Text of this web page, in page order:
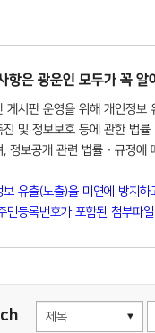
항은 광운인 모두가 꼭
게시판 운영을 위해 개인정보
진 및 정보보호 등에 관한 법
, 정보공개 관련 법률 · 규정에
보 유출(노출)을 미연에 방지
민등록번호가 포함된 첨부파